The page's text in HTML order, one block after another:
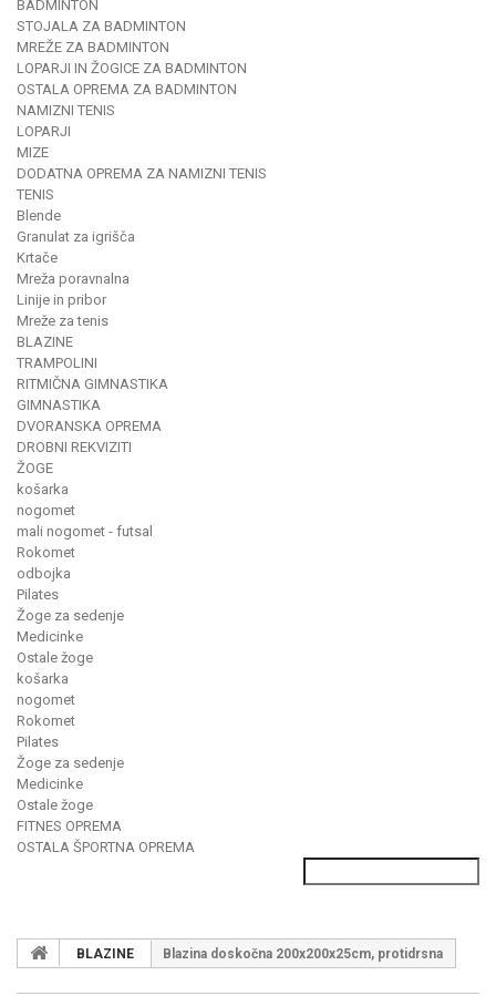
BADMINTON
STOJALA ZA BADMINTON
MREŽE ZA BADMINTON
LOPARJI IN ŽOGICE ZA BADMINTON
OSTALA OPREMA ZA BADMINTON
NAMIZNI TENIS
LOPARJI
MIZE
DODATNA OPREMA ZA NAMIZNI TENIS
TENIS
Blende
Granulat za igrišča
Krtače
Mreža poravnalna
Linije in pribor
Mreže za tenis
BLAZINE
TRAMPOLINI
RITMIČNA GIMNASTIKA
GIMNASTIKA
DVORANSKA OPREMA
DROBNI REKVIZITI
ŽOGE
košarka
nogomet
mali nogomet - futsal
Rokomet
odbojka
Pilates
Žoge za sedenje
Medicinke
Ostale žoge
košarka
nogomet
Rokomet
Pilates
Žoge za sedenje
Medicinke
Ostale žoge
FITNES OPREMA
OSTALA ŠPORTNA OPREMA
BLAZINE Blazina doskočna 200x200x25cm, protidrsna